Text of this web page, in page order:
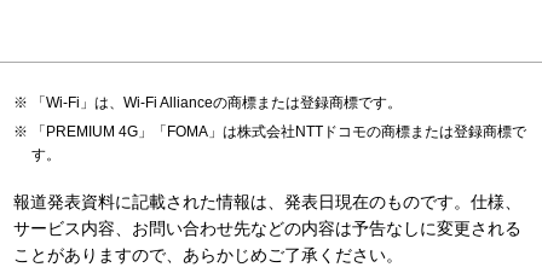
「Wi-Fi」は、Wi-Fi Allianceの商標または登録商標です。
「PREMIUM 4G」「FOMA」は株式会社NTTドコモの商標または登録商標で
す。
報道発表資料に記載された情報は、発表日現在のものです。仕様、
サービス内容、お問い合わせ先などの内容は予告なしに変更される
ことがありますので、あらかじめご了承ください。